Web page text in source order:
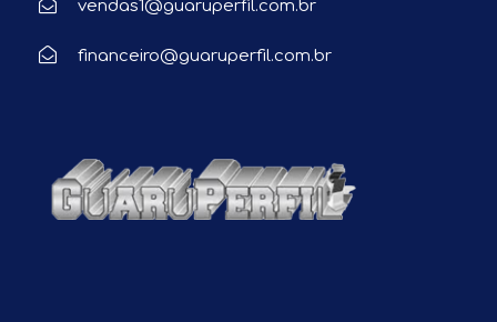
vendas1@guaruperfil.com.br
financeiro@guaruperfil.com.br